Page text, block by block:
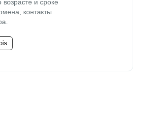
и сроке
контакты